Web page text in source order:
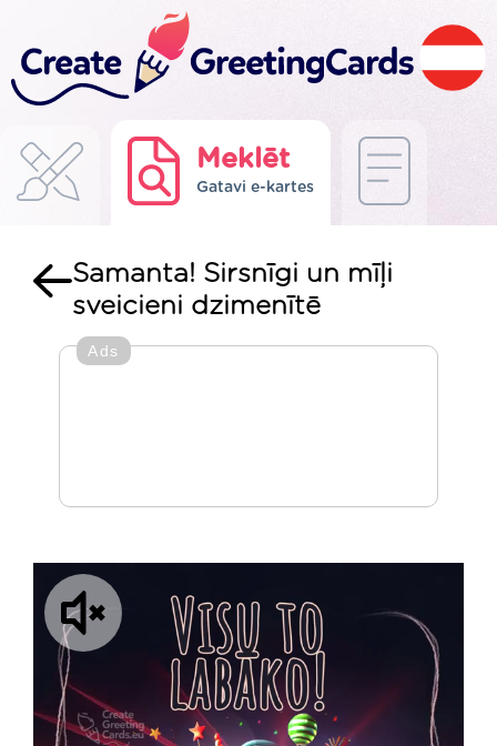
Meklēt
Gatavi e-kartes
Samanta! Sirsnīgi un mīļi
sveicieni dzimenītē
Ads